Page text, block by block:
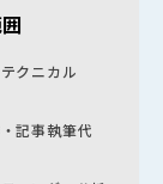
クニカル
記事執筆代